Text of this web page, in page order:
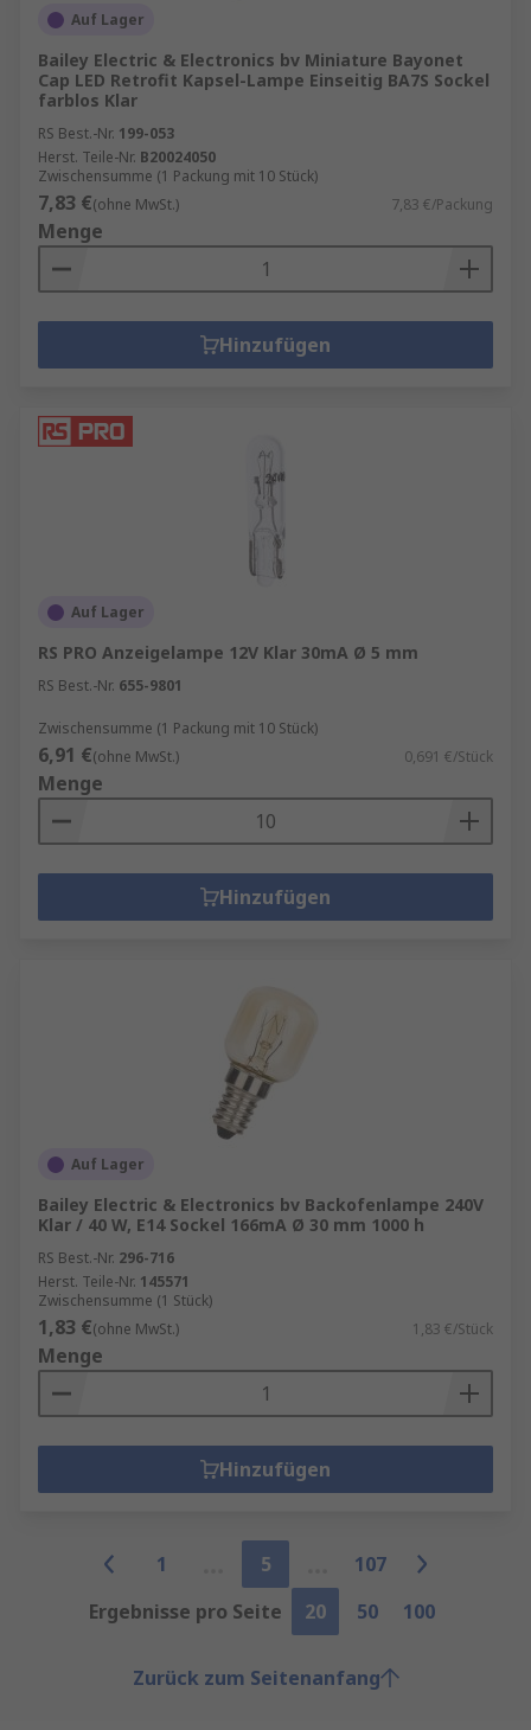
Auf Lager
Bailey Electric & Electronics bv Miniature Bayonet
Cap LED Retrofit Kapsel-Lampe Einseitig BA7S Sockel
farblos Klar
RS Best.-Nr. 199-053
Herst. Teile-Nr. B20024050
Zwischensumme (1 Packung mit 10 Stück)
7,83 €(ohne MwSt.) 7,83 €/Packung
Menge
Hinzufügen
Auf Lager
RS PRO Anzeigelampe 12V Klar 30mA Ø 5 mm
RS Best.-Nr. 655-9801
Zwischensumme (1 Packung mit 10 Stück)
6,91 €(ohne MwSt.) 0,691 €/Stück
Menge
Hinzufügen
Auf Lager
Bailey Electric & Electronics bv Backofenlampe 240V
Klar / 40 W, E14 Sockel 166mA Ø 30 mm 1000 h
RS Best.-Nr. 296-716
Herst. Teile-Nr. 145571
Zwischensumme (1 Stück)
1,83 €(ohne MwSt.) 1,83 €/Stück
Menge
Hinzufügen
1 5
107
Ergebnisse pro Seite
20 50 100
Zurück zum Seitenanfang